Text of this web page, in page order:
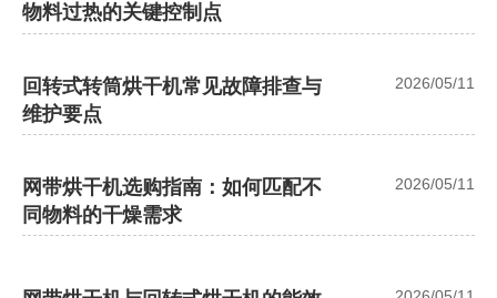
物料过热的关键控制点
回转式转筒烘干机常见故障排查与
维护要点
2026/05/11
网带烘干机选购指南：如何匹配不
同物料的干燥需求
2026/05/11